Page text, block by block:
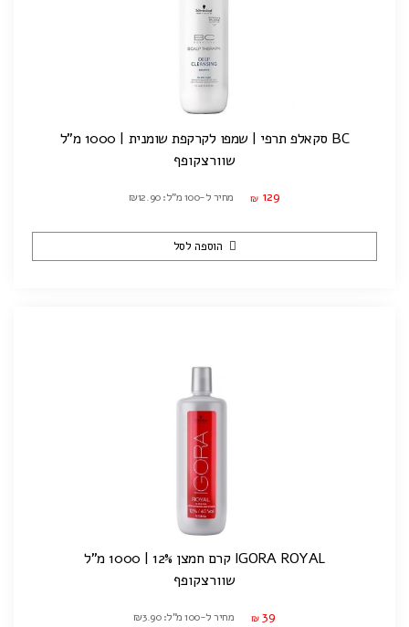
BC סקאלפ תרפי | שמפו לקרקפת שומנית | 1000 מ"ל
שוורצקופף
₪ 129 מחיר ל-100 מ"ל: ₪12.90
הוספה לסל
IGORA ROYAL קרם חמצן 12% | 1000 מ"ל
שוורצקופף
₪ 39 מחיר ל-100 מ"ל: ₪3.90